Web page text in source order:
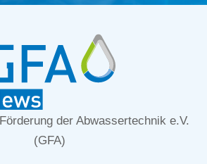
der Abwassertechnik e.V.
(GFA)